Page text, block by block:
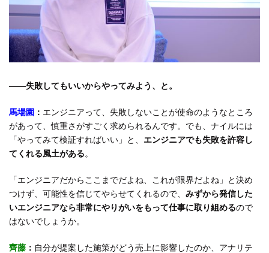
――失敗してもいいからやってみよう、と。
馬場園 ： エンジニアって、失敗しないことが使命のようなところ
があって、慎重さがすごく求められるんです。でも、ナイルには
「やってみて検証すればいい」と、 エンジニアでも失敗を許容し
てくれる風土がある 。
「エンジニアだからここまでだよね、これが限界だよね」と決め
つけず、可能性を信じてやらせてくれるので、 みずから発信した
いエンジニアなら非常にやりがいをもって仕事に取り組めるので
はないでしょうか。
齊藤 ： 自分が提案した施策がどう売上に影響したのか、アナリテ